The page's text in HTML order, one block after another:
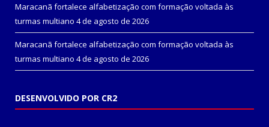
Maracanã fortalece alfabetização com formação voltada às
turmas multiano 4 de agosto de 2026
Maracanã fortalece alfabetização com formação voltada às
turmas multiano 4 de agosto de 2026
DESENVOLVIDO POR CR2